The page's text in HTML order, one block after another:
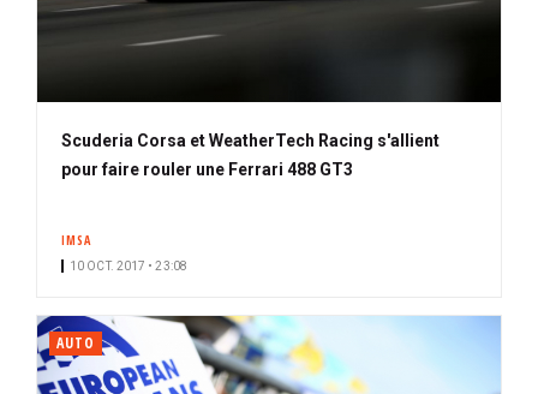
Scuderia Corsa et WeatherTech Racing s'allient
pour faire rouler une Ferrari 488 GT3
IMSA
10 OCT. 2017 • 23:08
AUTO